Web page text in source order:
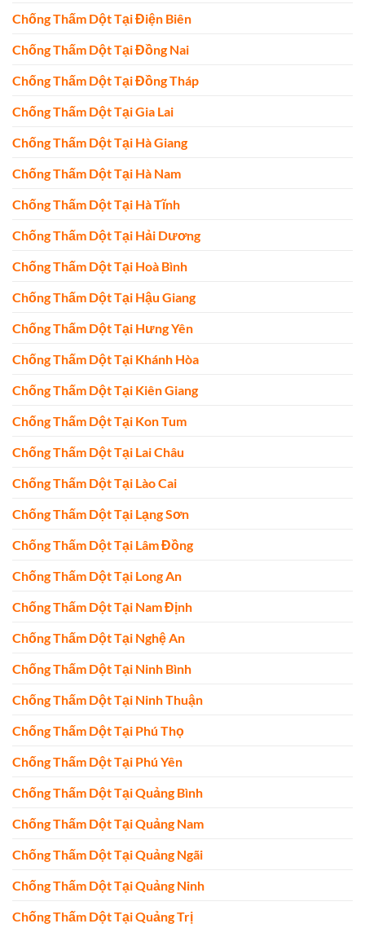
Chống Thấm Dột Tại Điện Biên
Chống Thấm Dột Tại Đồng Nai
Chống Thấm Dột Tại Đồng Tháp
Chống Thấm Dột Tại Gia Lai
Chống Thấm Dột Tại Hà Giang
Chống Thấm Dột Tại Hà Nam
Chống Thấm Dột Tại Hà Tĩnh
Chống Thấm Dột Tại Hải Dương
Chống Thấm Dột Tại Hoà Bình
Chống Thấm Dột Tại Hậu Giang
Chống Thấm Dột Tại Hưng Yên
Chống Thấm Dột Tại Khánh Hòa
Chống Thấm Dột Tại Kiên Giang
Chống Thấm Dột Tại Kon Tum
Chống Thấm Dột Tại Lai Châu
Chống Thấm Dột Tại Lào Cai
Chống Thấm Dột Tại Lạng Sơn
Chống Thấm Dột Tại Lâm Đồng
Chống Thấm Dột Tại Long An
Chống Thấm Dột Tại Nam Định
Chống Thấm Dột Tại Nghệ An
Chống Thấm Dột Tại Ninh Bình
Chống Thấm Dột Tại Ninh Thuận
Chống Thấm Dột Tại Phú Thọ
Chống Thấm Dột Tại Phú Yên
Chống Thấm Dột Tại Quảng Bình
Chống Thấm Dột Tại Quảng Nam
Chống Thấm Dột Tại Quảng Ngãi
Chống Thấm Dột Tại Quảng Ninh
Chống Thấm Dột Tại Quảng Trị